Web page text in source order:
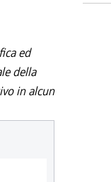
ed
della
in alcun